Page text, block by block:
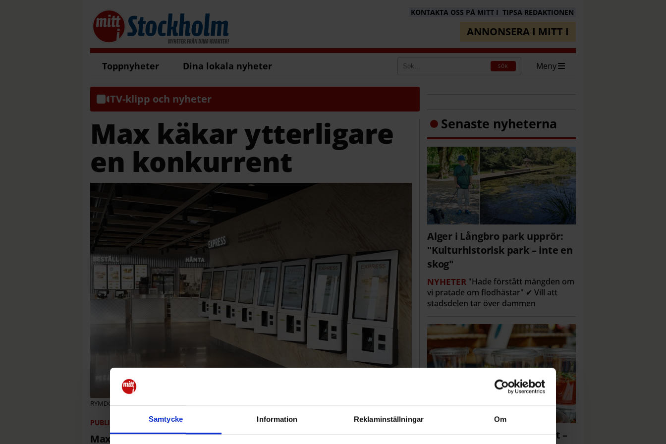
Samtycke Information Reklaminställningar Om
KONTAKTA OSS PÅ MITT I TIPSA REDAKTIONEN
ANNONSERA I MITT I
Toppnyheter Dina lokala nyheter SÖK Meny
TV-klipp och nyheter
Max käkar ytterligare
en konkurrent
RYMDGRANNE. Max blir i och med öppningen granne med gamingcentret Space. Foto: Pressbild
2022-06-13 13:32
Max hamburgare etablerar sig på ytterligare en adress i Stockholm.
Senaste nyheterna
Alger i Långbro park upprör:
"Kulturhistorisk park – inte en
skog"
NYHETER "Hade förstått mängden om
vi pratade om flodhästar" ✔ Vill att
stadsdelen tar över dammen
Engångsplast är på väg bort –